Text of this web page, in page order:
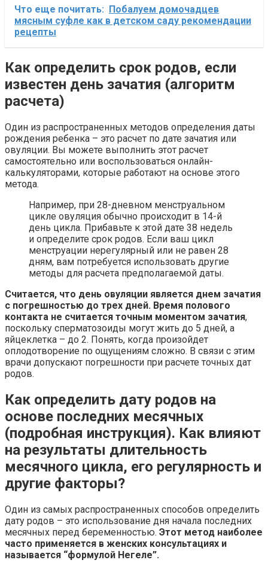
Что еще почитать: Побалуем домочадцев
мясным суфле как в детском саду рекомендации
рецепты
Как определить срок родов, если
известен день зачатия (алгоритм
расчета)
Один из распространенных методов определения даты
рождения ребенка – это расчет по дате зачатия или
овуляции. Вы можете выполнить этот расчет
самостоятельно или воспользоваться онлайн-
калькуляторами, которые работают на основе этого
метода.
Например, при 28-дневном менструальном
цикле овуляция обычно происходит в 14-й
день цикла. Прибавьте к этой дате 38 недель
и определите срок родов. Если ваш цикл
менструации нерегулярный или не равен 28
дням, вам потребуется использовать другие
методы для расчета предполагаемой даты.
Считается, что день овуляции является днем зачатия
с погрешностью до трех дней. Время полового
контакта не считается точным моментом зачатия,
поскольку сперматозоиды могут жить до 5 дней, а
яйцеклетка – до 2. Понять, когда произойдет
оплодотворение по ощущениям сложно. В связи с этим
врачи допускают погрешности при расчете точных дат
родов.
Как определить дату родов на
основе последних месячных
(подробная инструкция). Как влияют
на результаты длительность
месячного цикла, его регулярность и
другие факторы?
Один из самых распространенных способов определить
дату родов – это использование дня начала последних
месячных перед беременностью. Этот метод наиболее
часто применяется в женских консультациях и
называется “формулой Негеле”.